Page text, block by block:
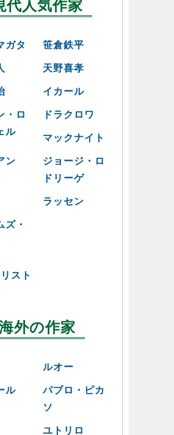
代人気作家
ガタ 笹倉鉄平
天野喜孝
イカール
・ロ
ル
ドラクロワ
マックナイト
ン
ジョージ・ロ
ドリーゲ
ラッセン
ズ・
スト
外の作家
ルオー
ル
パブロ・ピカ
ソ
ユトリロ